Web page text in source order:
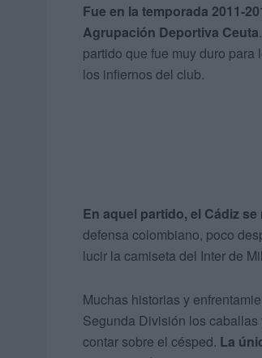
Fue en la temporada 2011-
Agrupación Deportiva Ceuta
partido que fue muy duro
los infiernos del club.
En aquel partido, el Cádiz
defensa colombiano, poco
lucir la camiseta del Inter de
Muchas historias y
Segunda División los
contar sobre el césped. La